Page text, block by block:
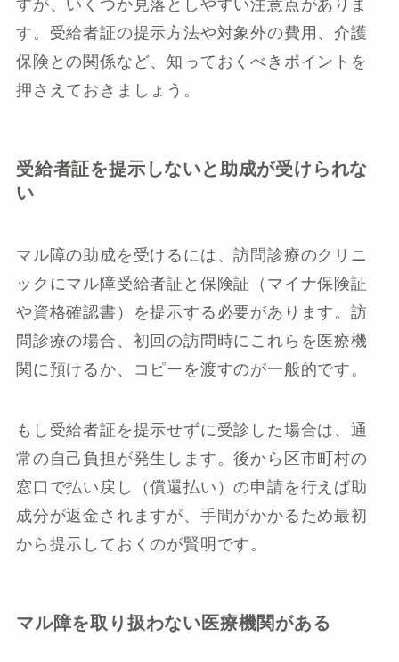
すが、いくつか見落としやすい注意点がありま
す。受給者証の提示方法や対象外の費用、介護
保険との関係など、知っておくべきポイントを
押さえておきましょう。
受給者証を提示しないと助成が受けられな
い
マル障の助成を受けるには、訪問診療のクリニ
ックにマル障受給者証と保険証（マイナ保険証
や資格確認書）を提示する必要があります。訪
問診療の場合、初回の訪問時にこれらを医療機
関に預けるか、コピーを渡すのが一般的です。
もし受給者証を提示せずに受診した場合は、通
常の自己負担が発生します。後から区市町村の
窓口で払い戻し（償還払い）の申請を行えば助
成分が返金されますが、手間がかかるため最初
から提示しておくのが賢明です。
マル障を取り扱わない医療機関がある